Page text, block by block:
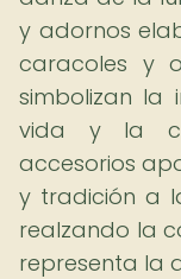
y adornos
caracoles y
simbolizan la
vida y la
accesorios
y tradición a
realzando la
representa la